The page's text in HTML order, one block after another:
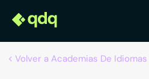
Volver a Academias De